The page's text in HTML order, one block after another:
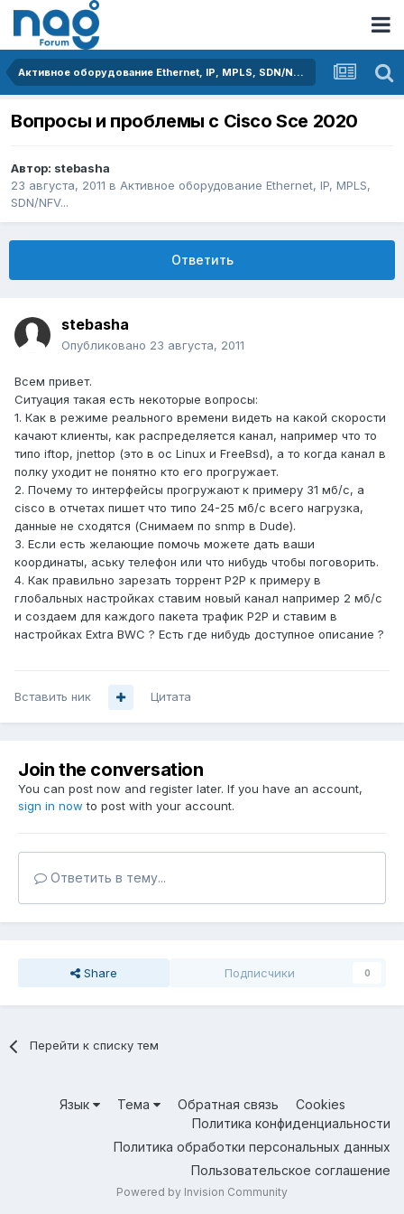
Активное оборудование Ethernet, IP, MPLS, SDN/NFV...
Вопросы и проблемы с Cisco Sce 2020
Автор: stebasha
23 августа, 2011 в Активное оборудование Ethernet, IP, MPLS,
SDN/NFV...
Ответить
stebasha
Опубликовано 23 августа, 2011
Всем привет.
Ситуация такая есть некоторые вопросы:
1. Как в режиме реального времени видеть на какой скорости
качают клиенты, как распределяется канал, например что то
типо iftop, jnettop (это в ос Linux и FreeBsd), а то когда канал в
полку уходит не понятно кто его прогружает.
2. Почему то интерфейсы прогружают к примеру 31 мб/с, а
cisco в отчетах пишет что типо 24-25 мб/с всего нагрузка,
данные не сходятся (Снимаем по snmp в Dude).
3. Если есть желающие помочь можете дать ваши
координаты, аську телефон или что нибудь чтобы поговорить.
4. Как правильно зарезать торрент P2P к примеру в
глобальных настройках ставим новый канал например 2 мб/с
и создаем для каждого пакета трафик P2P и ставим в
настройках Extra BWC ? Есть где нибудь доступное описание ?
Вставить ник Цитата
Join the conversation
You can post now and register later. If you have an account,
sign in now to post with your account.
Ответить в тему...
Share Подписчики 0
Перейти к списку тем
Язык Тема Обратная связь
Cookies
Политика конфиденциальности
Политика обработки персональных данных
Пользовательское соглашение
Powered by Invision Community